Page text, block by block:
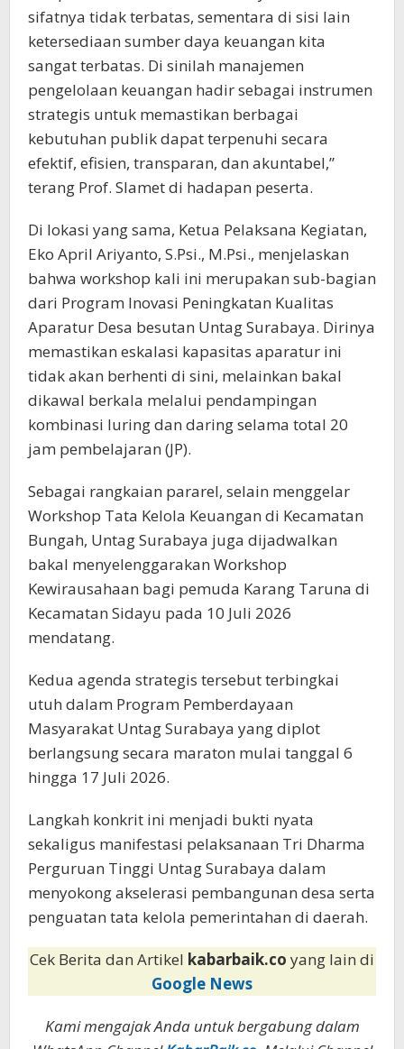
sifatnya tidak terbatas, sementara di sisi lain
ketersediaan sumber daya keuangan kita
sangat terbatas. Di sinilah manajemen
pengelolaan keuangan hadir sebagai instrumen
strategis untuk memastikan berbagai
kebutuhan publik dapat terpenuhi secara
efektif, efisien, transparan, dan akuntabel,”
terang Prof. Slamet di hadapan peserta.
Di lokasi yang sama, Ketua Pelaksana Kegiatan,
Eko April Ariyanto, S.Psi., M.Psi., menjelaskan
bahwa workshop kali ini merupakan sub-bagian
dari Program Inovasi Peningkatan Kualitas
Aparatur Desa besutan Untag Surabaya. Dirinya
memastikan eskalasi kapasitas aparatur ini
tidak akan berhenti di sini, melainkan bakal
dikawal berkala melalui pendampingan
kombinasi luring dan daring selama total 20
jam pembelajaran (JP).
Sebagai rangkaian pararel, selain menggelar
Workshop Tata Kelola Keuangan di Kecamatan
Bungah, Untag Surabaya juga dijadwalkan
bakal menyelenggarakan Workshop
Kewirausahaan bagi pemuda Karang Taruna di
Kecamatan Sidayu pada 10 Juli 2026
mendatang.
Kedua agenda strategis tersebut terbingkai
utuh dalam Program Pemberdayaan
Masyarakat Untag Surabaya yang diplot
berlangsung secara maraton mulai tanggal 6
hingga 17 Juli 2026.
Langkah konkrit ini menjadi bukti nyata
sekaligus manifestasi pelaksanaan Tri Dharma
Perguruan Tinggi Untag Surabaya dalam
menyokong akselerasi pembangunan desa serta
penguatan tata kelola pemerintahan di daerah.
Cek Berita dan Artikel kabarbaik.co yang lain di
Google News
Kami mengajak Anda untuk bergabung dalam